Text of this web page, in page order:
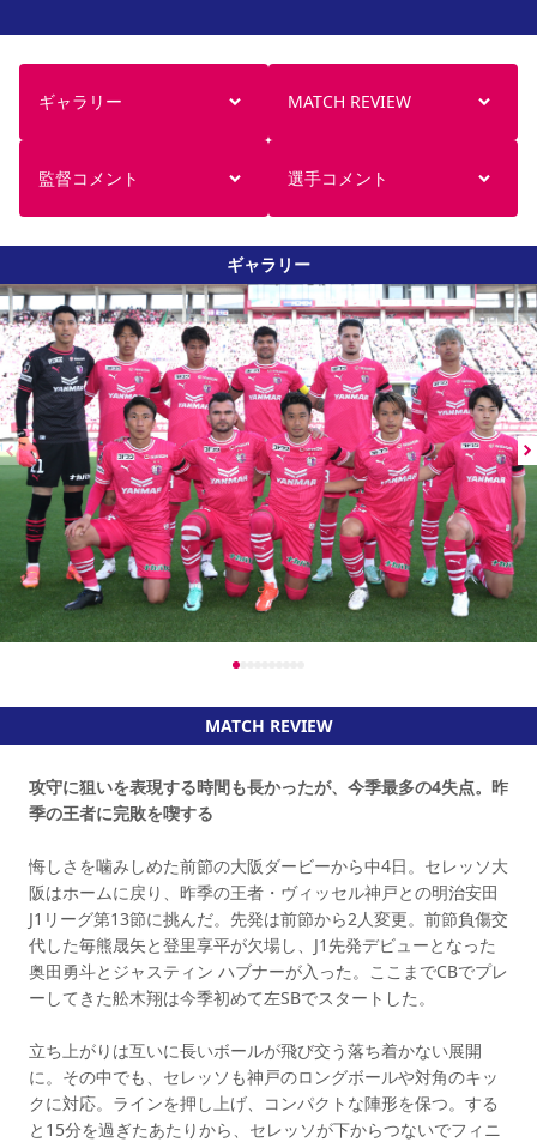
ギャラリー MATCH REVIEW
監督コメント 選手コメント
ギャラリー
MATCH REVIEW
攻守に狙いを表現する時間も長かったが、今季最多の4失点。昨
季の王者に完敗を喫する
悔しさを噛みしめた前節の大阪ダービーから中4日。セレッソ大
阪はホームに戻り、昨季の王者・ヴィッセル神戸との明治安田
J1リーグ第13節に挑んだ。先発は前節から2人変更。前節負傷交
代した毎熊晟矢と登里享平が欠場し、J1先発デビューとなった
奥田勇斗とジャスティン ハブナーが入った。ここまでCBでプレ
ーしてきた舩木翔は今季初めて左SBでスタートした。
立ち上がりは互いに長いボールが飛び交う落ち着かない展開
に。その中でも、セレッソも神戸のロングボールや対角のキッ
クに対応。ラインを押し上げ、コンパクトな陣形を保つ。する
と15分を過ぎたあたりから、セレッソが下からつないでフィニ